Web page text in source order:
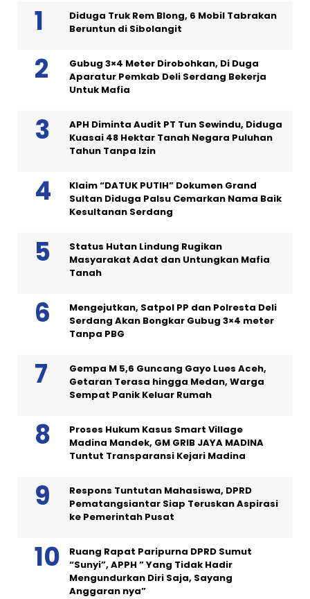
Diduga Truk Rem Blong, 6 Mobil Tabrakan
Beruntun di Sibolangit
Gubug 3×4 Meter Dirobohkan, Di Duga
Aparatur Pemkab Deli Serdang Bekerja
Untuk Mafia
APH Diminta Audit PT Tun Sewindu, Diduga
Kuasai 48 Hektar Tanah Negara Puluhan
Tahun Tanpa Izin
Klaim “DATUK PUTIH” Dokumen Grand
Sultan Diduga Palsu Cemarkan Nama Baik
Kesultanan Serdang
Status Hutan Lindung Rugikan
Masyarakat Adat dan Untungkan Mafia
Tanah
Mengejutkan, Satpol PP dan Polresta Deli
Serdang Akan Bongkar Gubug 3×4 meter
Tanpa PBG
Gempa M 5,6 Guncang Gayo Lues Aceh,
Getaran Terasa hingga Medan, Warga
Sempat Panik Keluar Rumah
Proses Hukum Kasus Smart Village
Madina Mandek, GM GRIB JAYA MADINA
Tuntut Transparansi Kejari Madina
Respons Tuntutan Mahasiswa, DPRD
Pematangsiantar Siap Teruskan Aspirasi
ke Pemerintah Pusat
Ruang Rapat Paripurna DPRD Sumut
“Sunyi”, APPH ” Yang Tidak Hadir
Mengundurkan Diri Saja, Sayang
Anggaran nya”